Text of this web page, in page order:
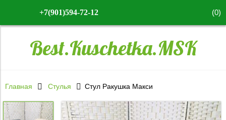
+7(901)594-72-12 (0)
Best.Kuschetka.MSK
Главная Стулья Стул Ракушка Макси